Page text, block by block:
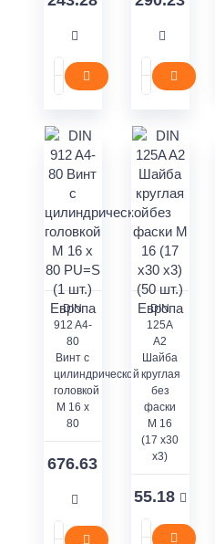
DIN
912 A4-
80
Винт с
цилиндрической
головкой
M 16 x
80
676.63
DIN
125A
A2
Шайба
круглая
без
фаски
M 16
(17 x30
x3)
55.18